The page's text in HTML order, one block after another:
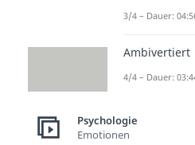
3/4 – Dauer:
Ambivertiert
4/4 – Dauer:
Psychologie
Emotionen